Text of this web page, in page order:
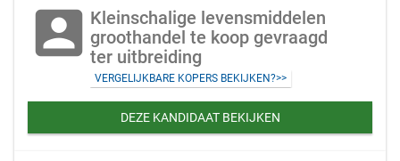
account_box Kleinschalige levensmiddelen
groothandel te koop gevraagd
ter uitbreiding
VERGELIJKBARE KOPERS BEKIJKEN?>>
DEZE KANDIDAAT BEKIJKEN